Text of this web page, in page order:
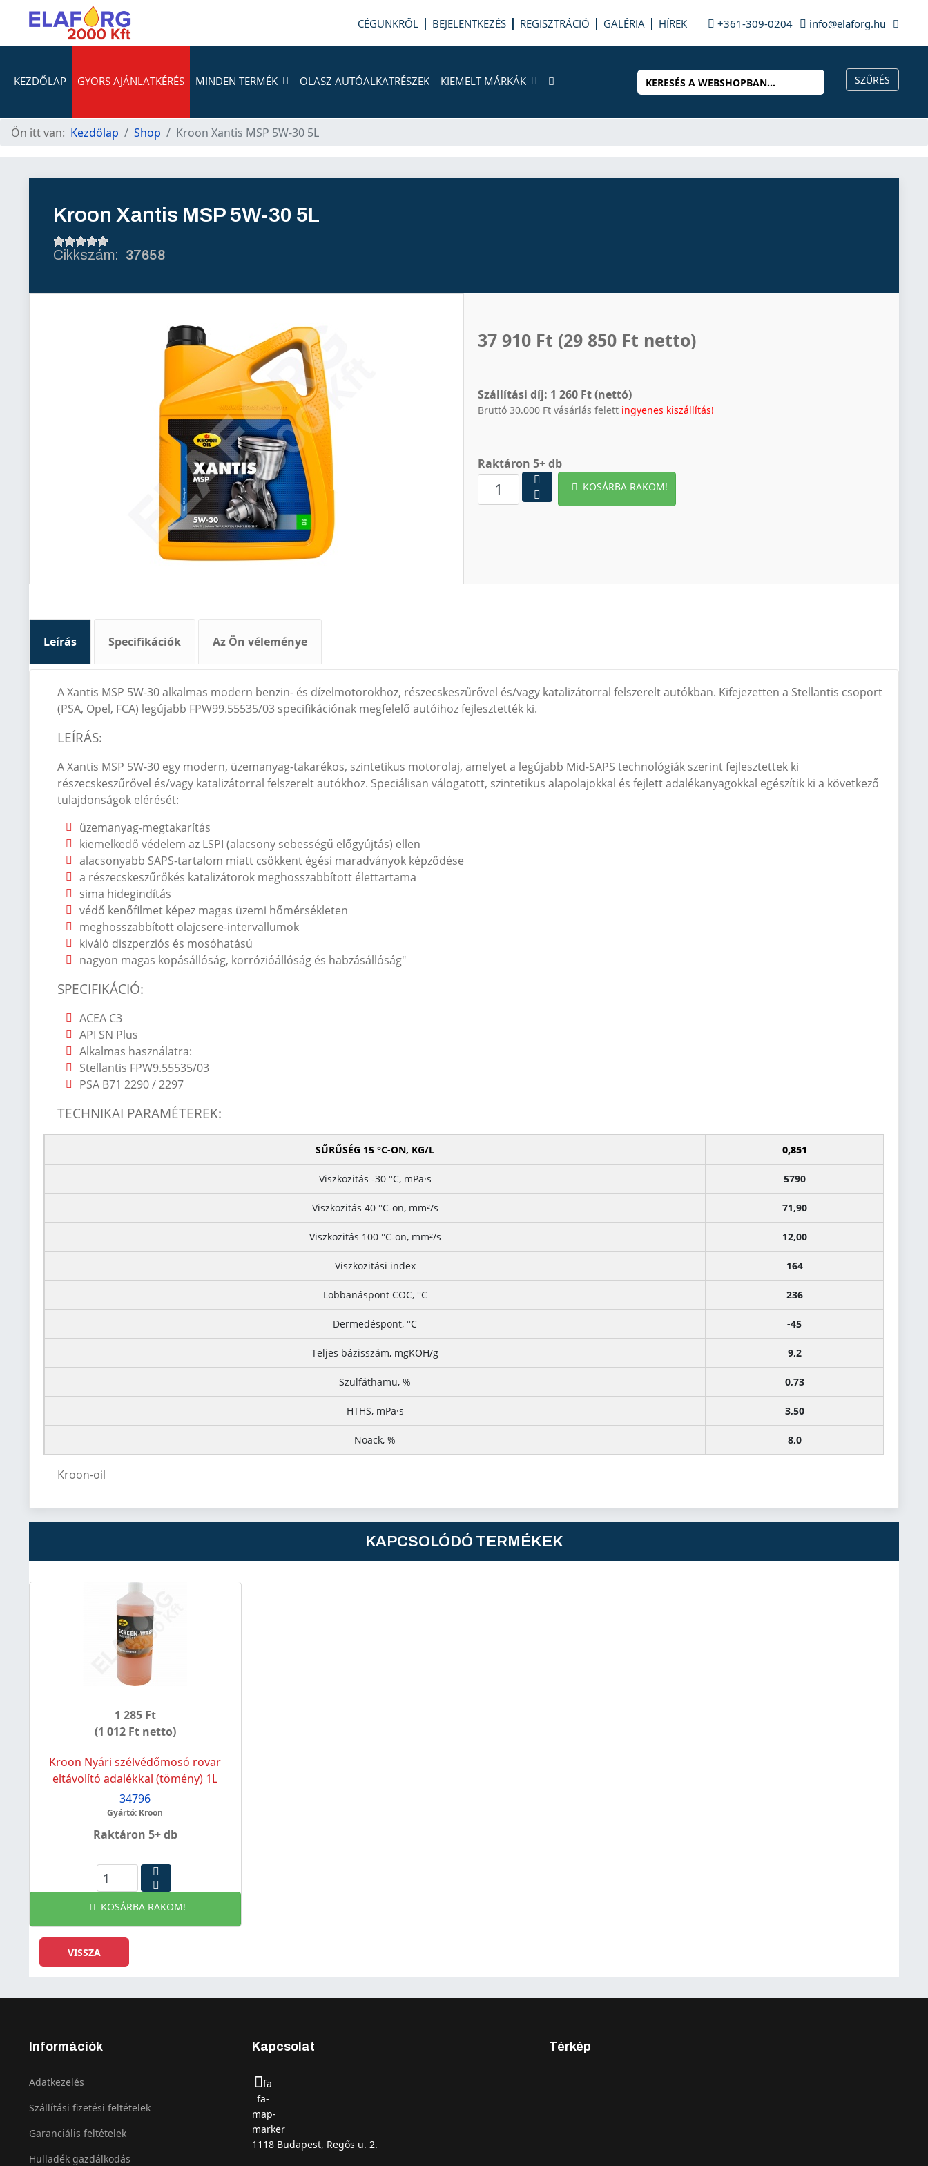
CÉGÜNKRŐL BEJELENTKEZÉS REGISZTRÁCIÓ GALÉRIA HÍREK +361-309-0204 info@elaforg.hu
KEZDŐLAP GYORS AJÁNLATKÉRÉS MINDEN TERMÉK OLASZ AUTÓALKATRÉSZEK KIEMELT MÁRKÁK
Ön itt van: Kezdőlap Shop Kroon Xantis MSP 5W-30 5L
Kroon Xantis MSP 5W-30 5L
37658
37 910 Ft (29 850 Ft netto)
Szállítási díj: 1 260 Ft (nettó)
Bruttó 30.000 Ft vásárlás felett ingyenes kiszállítás!
Raktáron 5+ db
KOSÁRBA RAKOM!
Leírás Specifikációk Az Ön véleménye
A Xantis MSP 5W-30 alkalmas modern benzin- és dízelmotorokhoz, részecskeszűrővel és/vagy katalizátorral felszerelt autókban. Kifejezetten a Stellantis csoport
(PSA, Opel, FCA) legújabb FPW99.55535/03 specifikációnak megfelelő autóihoz fejlesztették ki.
LEÍRÁS:
A Xantis MSP 5W-30 egy modern, üzemanyag-takarékos, szintetikus motorolaj, amelyet a legújabb Mid-SAPS technológiák szerint fejlesztettek ki
részecskeszűrővel és/vagy katalizátorral felszerelt autókhoz. Speciálisan válogatott, szintetikus alapolajokkal és fejlett adalékanyagokkal egészítik ki a következő
tulajdonságok elérését:
üzemanyag-megtakarítás
kiemelkedő védelem az LSPI (alacsony sebességű előgyújtás) ellen
alacsonyabb SAPS-tartalom miatt csökkent égési maradványok képződése
a részecskeszűrőkés katalizátorok meghosszabbított élettartama
sima hidegindítás
védő kenőfilmet képez magas üzemi hőmérsékleten
meghosszabbított olajcsere-intervallumok
kiváló diszperziós és mosóhatású
nagyon magas kopásállóság, korrózióállóság és habzásállóság"
SPECIFIKÁCIÓ:
ACEA C3
API SN Plus
Alkalmas használatra:
Stellantis FPW9.55535/03
PSA B71 2290 / 2297
TECHNIKAI PARAMÉTEREK:
SŰRŰSÉG 15 °C-ON, KG/L 0,851
Viszkozitás -30 °C, mPa·s 5790
Viszkozitás 40 °C-on, mm²/s 71,90
Viszkozitás 100 °C-on, mm²/s 12,00
Viszkozitási index 164
Lobbanáspont COC, °C 236
Dermedéspont, °C -45
Teljes bázisszám, mgKOH/g 9,2
Szulfáthamu, % 0,73
HTHS, mPa·s 3,50
Noack, % 8,0
Kroon-oil
KAPCSOLÓDÓ TERMÉKEK
1 285 Ft
(1 012 Ft netto)
Kroon Nyári szélvédőmosó rovar
eltávolító adalékkal (tömény) 1L
34796
Gyártó: Kroon
Raktáron 5+ db
KOSÁRBA RAKOM!
Információk
Adatkezelés
Szállítási fizetési feltételek
Garanciális feltételek
Hulladék gazdálkodás
Kapcsolat
fa
fa-
map-
marker
1118 Budapest, Regős u. 2.
Térkép